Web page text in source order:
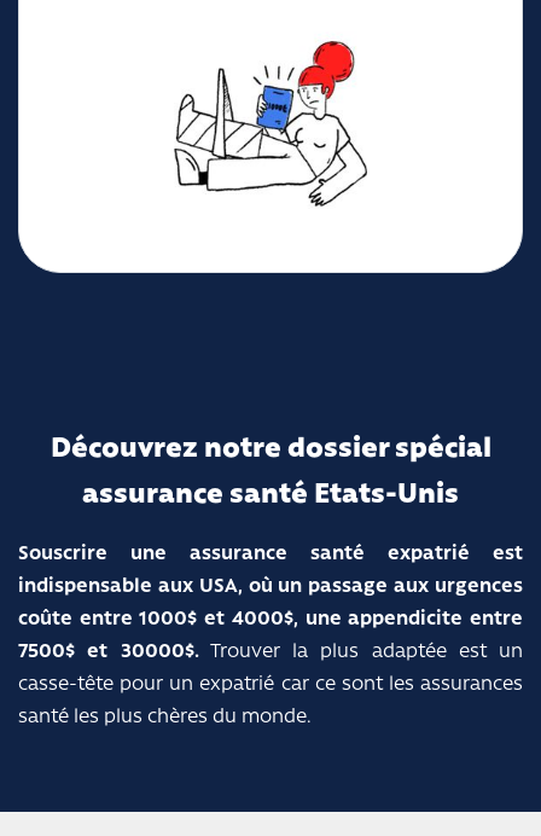
Découvrez notre dossier spécial
assurance santé Etats-Unis
Souscrire une assurance santé expatrié est
indispensable aux USA, où un passage aux urgences
coûte entre 1000$ et 4000$, une appendicite entre
7500$ et 30000$.Trouver la plus adaptée est un
casse-tête pour un expatrié car ce sont les assurances
santé les plus chères du monde.